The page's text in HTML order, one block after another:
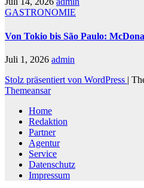
GASTRONOMIE
Von Tokio bis São Paulo:
Juli 1, 2026 admin
Stolz präsentiert von WordPress |
Themeansar
Home
Redaktion
Partner
Agentur
Service
Datenschutz
Impressum